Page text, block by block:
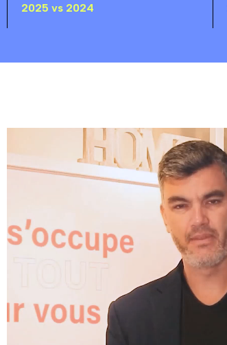
2025 vs 2024